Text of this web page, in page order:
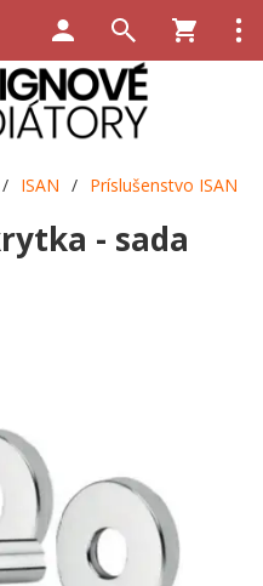
/ ISAN / Príslušenstvo ISAN
- sada